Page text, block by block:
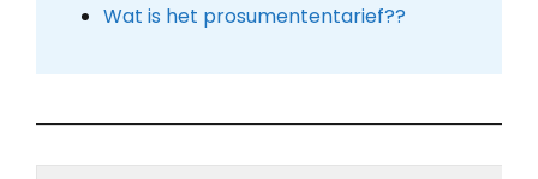
Wat is het prosumententarief??